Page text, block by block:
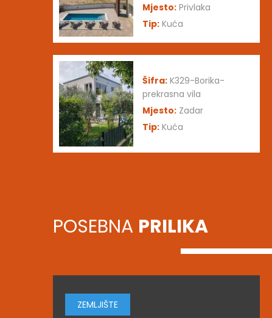
Mjesto: Privlaka
Tip: Kuća
Šifra: K329-Borika-
prekrasna vila
Mjesto: Zadar
Tip: Kuća
POSEBNA PRILIKA
ZEMLJIŠTE